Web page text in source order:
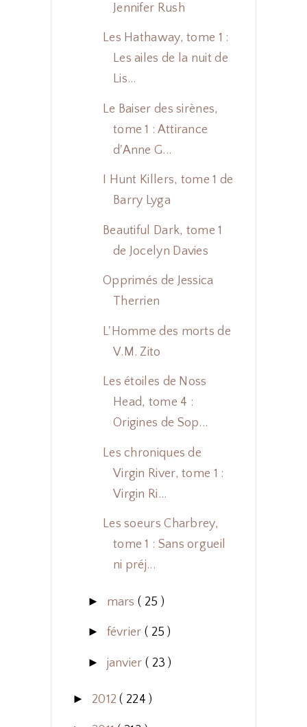
Jennifer Rush
Les Hathaway, tome 1 :
Les ailes de la nuit de
Lis...
Le Baiser des sirènes,
tome 1 : Attirance
d'Anne G...
I Hunt Killers, tome 1 de
Barry Lyga
Beautiful Dark, tome 1
de Jocelyn Davies
Opprimés de Jessica
Therrien
L'Homme des morts de
V.M. Zito
Les étoiles de Noss
Head, tome 4 :
Origines de Sop...
Les chroniques de
Virgin River, tome 1 :
Virgin Ri...
Les soeurs Charbrey,
tome 1 : Sans orgueil
ni préj...
► mars ( 25 )
► février ( 25 )
► janvier ( 23 )
► 2012( 224 )